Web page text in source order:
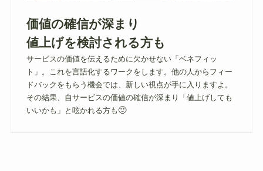
価値の確信が深まり
値上げを検討される方も
サービスの価値を伝えるために欠かせない「ベネフィッ
ト」。これを言語化するワークをします。他の人からフィー
ドバックをもらう機会では、新しい視点が手に入りますよ。
その結果、自サービスの価値の確信が深まり「値上げしても
いいかも」と呟かれる方も 🙂